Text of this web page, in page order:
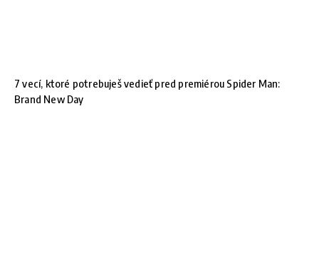
7 vecí, ktoré potrebuješ vedieť pred premiérou Spider Man:
Brand New Day